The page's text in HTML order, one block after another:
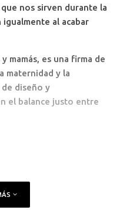
nos sirven durante la
igualmente al acabar
mamás, es una firma de
maternidad y la
diseño y
el balance justo entre